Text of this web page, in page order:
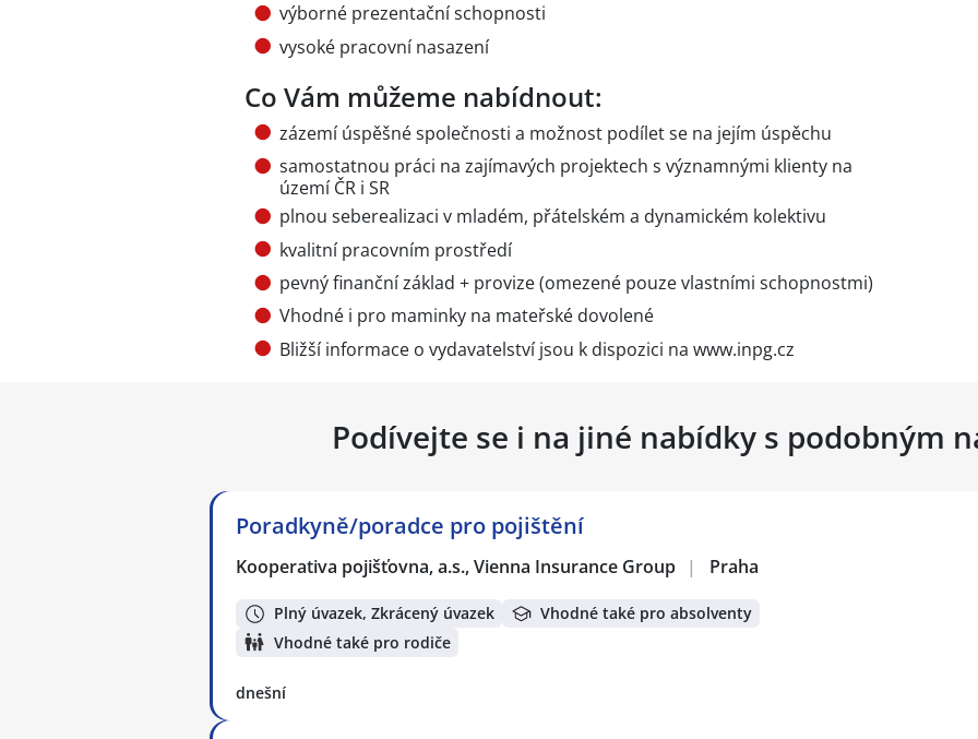
výborné prezentační schopnosti
vysoké pracovní nasazení
Co Vám můžeme nabídnout:
zázemí úspěšné společnosti a možnost podílet se na jejím úspěchu
samostatnou práci na zajímavých projektech s významnými klienty na
území ČR i SR
plnou seberealizaci v mladém, přátelském a dynamickém kolektivu
kvalitní pracovním prostředí
pevný finanční základ + provize (omezené pouze vlastními schopnostmi)
Vhodné i pro maminky na mateřské dovolené
Bližší informace o vydavatelství jsou k dispozici na www.inpg.cz
Podívejte se i na jiné nabídky s podobným
Poradkyně/poradce pro pojištění
Kooperativa pojišťovna, a.s., Vienna Insurance Group | Praha
Plný úvazek, Zkrácený úvazek
Vhodné také pro absolventy
Vhodné také pro rodiče
dnešní